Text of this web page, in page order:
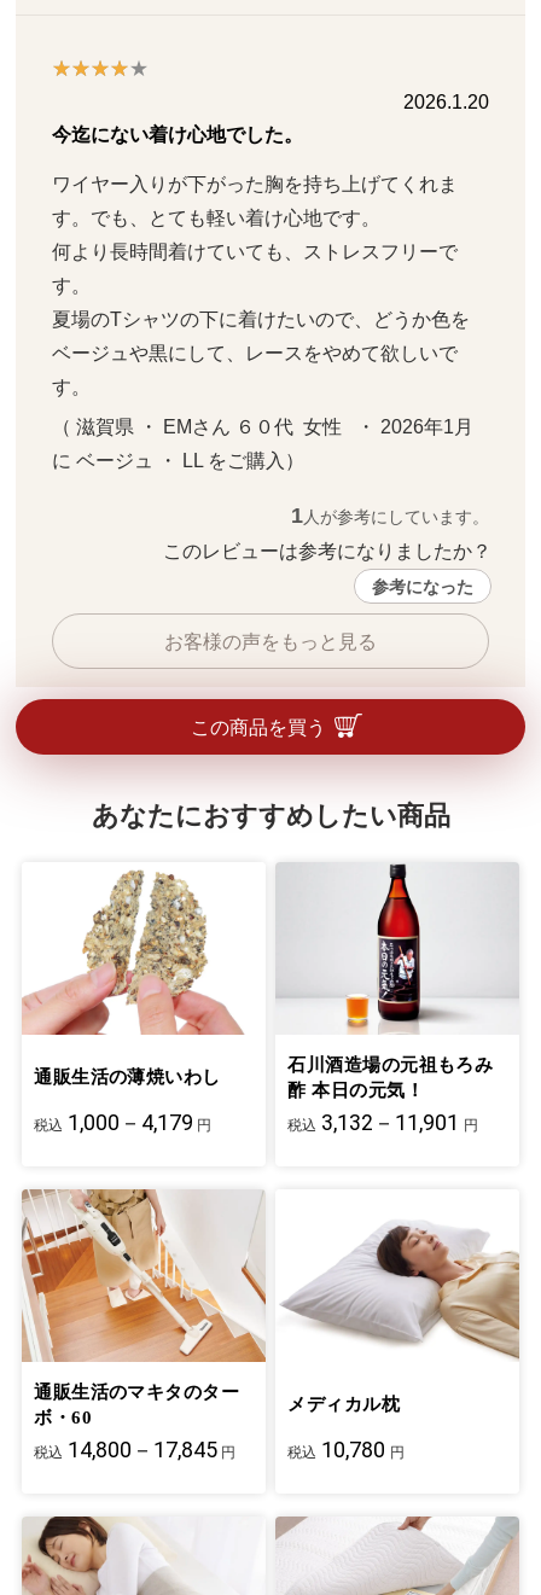
2026.1.20
今迄にない着け心地でした。
ワイヤー入りが下がった胸を持ち上げてくれま
す。でも、とても軽い着け心地です。
何より長時間着けていても、ストレスフリーで
す。
夏場のTシャツの下に着けたいので、どうか色を
ベージュや黒にして、レースをやめて欲しいで
す。
（ 滋賀県 ・ EMさん ６０代  女性   ・ 2026年1月
に ベージュ ・ LL をご購入）
1人が参考にしています。
このレビューは参考になりましたか？
参考になった
お客様の声をもっと見る
この商品を買う
あなたにおすすめしたい商品
通販生活の薄焼いわし
税込 1,000－4,179 円
石川酒造場の元祖もろみ
酢 本日の元気！
税込 3,132－11,901 円
通販生活のマキタのター
ボ・60
税込 14,800－17,845 円
メディカル枕
税込 10,780 円